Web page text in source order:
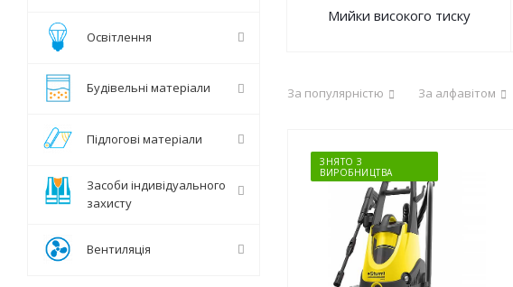
Мийки високого тиску
За популярністю За алфавітом
ЗНЯТО З
ВИРОБНИЦТВА
Освітлення
Будівельні матеріали
Підлогові матеріали
Засоби індивідуального
захисту
Вентиляція